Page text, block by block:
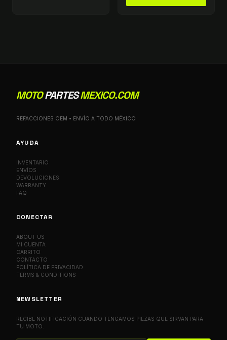
MOTOPARTESMEXICO.COM
REFACCIONES OEM • ENVÍO A TODO MÉXICO
AYUDA
INVENTARIO
ENVÍOS
DEVOLUCIONES
WARRANTY
FAQ
CONECTAR
ABOUT US
MI CUENTA
CARRITO
CONTACTO
POLÍTICA DE PRIVACIDAD
TERMS & CONDITIONS
NEWSLETTER
RECIBE NOTIFICACIÓN CUANDO TENGAMOS PIEZAS QUE SIRVAN PARA
TU MOTO.